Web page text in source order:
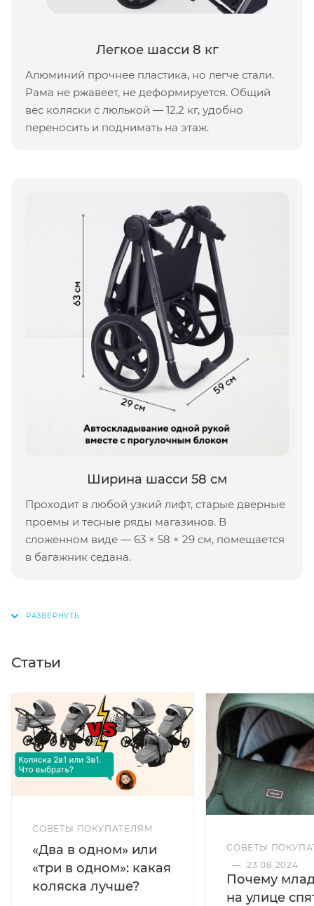
Легкое шасси 8 кг
Алюминий прочнее пластика, но легче стали.
Рама не ржавеет, не деформируется. Общий
вес коляски с люлькой — 12,2 кг, удобно
переносить и поднимать на этаж.
Ширина шасси 58 см
Проходит в любой узкий лифт, старые дверные
проемы и тесные ряды магазинов. В
сложенном виде — 63 × 58 × 29 см, помещается
в багажник седана.
Статьи
СОВЕТЫ ПОКУПАТЕЛЯМ
«Два в одном» или
«три в одном»: какая
коляска лучше?
СОВЕТЫ
— 23.08.2024
Почему
на улице